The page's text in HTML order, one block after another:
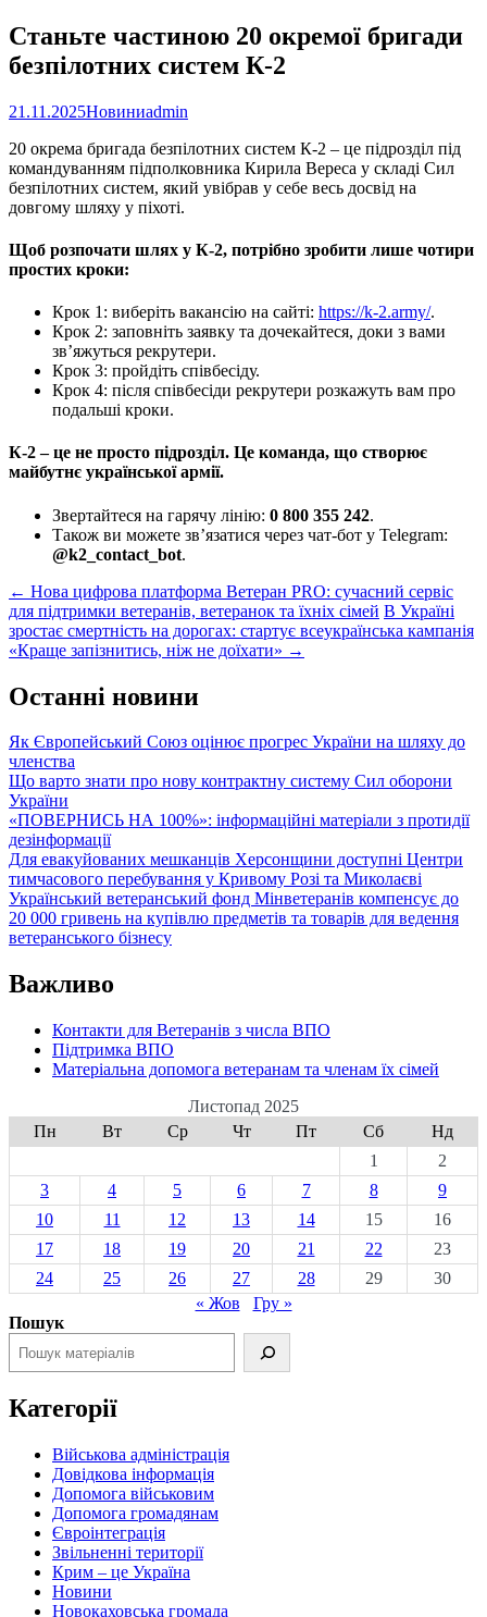
Станьте частиною 20 окремої бригади
безпілотних систем К-2
21.11.2025Новиниadmin
20 окрема бригада безпілотних систем К-2 – це підрозділ під
командуванням підполковника Кирила Вереса у складі Сил
безпілотних систем, який увібрав у себе весь досвід на
довгому шляху у піхоті.
Щоб розпочати шлях у К-2, потрібно зробити лише чотири
простих кроки:
Крок 1: виберіть вакансію на сайті: https://k-2.army/.
Крок 2: заповніть заявку та дочекайтеся, доки з вами
зв’яжуться рекрутери.
Крок 3: пройдіть співбесіду.
Крок 4: після співбесіди рекрутери розкажуть вам про
подальші кроки.
К-2– це не просто підрозділ. Це команда, що створює
майбутнє української армії.
Звертайтеся на гарячу лінію: 0 800 355 242.
Також ви можете зв’язатися через чат-бот у Telegram:
@k2_contact_bot.
Post
navigation
← Нова цифрова платформа Ветеран PRO: сучасний сервіс
для підтримки ветеранів, ветеранок та їхніх сімей В Україні
зростає смертність на дорогах: стартує всеукраїнська кампанія
«Краще запізнитись, ніж не доїхати» →
Останні новини
Як Європейський Союз оцінює прогрес України на шляху до
членства
Що варто знати про нову контрактну систему Сил оборони
України
«ПОВЕРНИСЬ НА 100%»: інформаційні матеріали з протидії
дезінформації
Для евакуйованих мешканців Херсонщини доступні Центри
тимчасового перебування у Кривому Розі та Миколаєві
Український ветеранський фонд Мінветеранів компенсує до
20 000 гривень на купівлю предметів та товарів для ведення
ветеранського бізнесу
Важливо
Контакти для Ветеранів з числа ВПО
Підтримка ВПО
Матеріальна допомога ветеранам та членам їх сімей
Листопад 2025
Пн
Вт Ср Чт Пт Сб
Нд
1
2
3
4 5 6 7 8
9
10
11 12 13 14 15
16
17
18 19 20 21 22
23
24
25 26 27 28 29
30
« Жов
Гру »
Пошук
Категорії
Військова адміністрація
Довідкова інформація
Допомога військовим
Допомога громадянам
Євроінтеграція
Звільненні території
Крим – це Україна
Новини
Новокаховська громада